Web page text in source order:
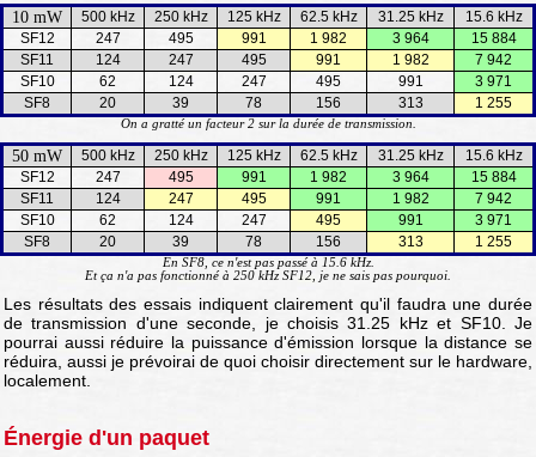
10 mW 500 kHz 250 kHz 125 kHz 62.5 kHz 31.25 kHz
15.6 kHz
SF12
247 495 991 1 982 3 964
15 884
SF11
124 247 495 991 1 982
7 942
SF10
62 124 247 495 991
3 971
SF8
20 39 78 156 313 1 255
On a gratté un facteur 2 sur la durée de transmission.
50 mW 500 kHz 250 kHz 125 kHz 62.5 kHz 31.25 kHz
15.6 kHz
SF12
247 495 991 1 982 3 964
15 884
SF11
124 247 495 991 1 982
7 942
SF10
62 124 247 495 991
3 971
SF8
20 39 78 156 313 1 255
En SF8, ce n'est pas passé à 15.6 kHz.
Et ça n'a pas fonctionné à 250 kHz SF12, je ne sais pas pourquoi.
Les résultats des essais indiquent clairement qu'il faudra une durée
de transmission d'une seconde, je choisis 31.25 kHz et SF10. Je
pourrai aussi réduire la puissance d'émission lorsque la distance se
réduira, aussi je prévoirai de quoi choisir directement sur le hardware,
localement.
Énergie d'un paquet